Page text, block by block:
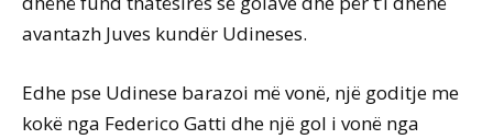
avantazh Juves kundër Udineses.
Edhe pse Udinese barazoi më vonë, një goditje me
kokë nga Federico Gatti dhe një gol i vonë nga